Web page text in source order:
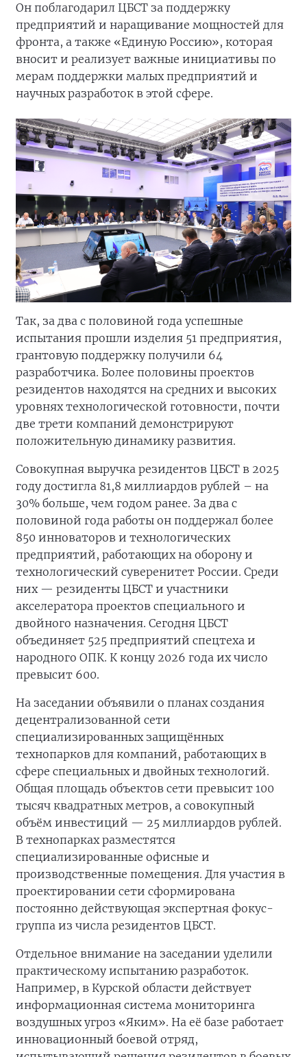
Он поблагодарил ЦБСТ за поддержку
предприятий и наращивание мощностей для
фронта, а также «Единую Россию», которая
вносит и реализует важные инициативы по
мерам поддержки малых предприятий и
научных разработок в этой сфере.
Так, за два с половиной года успешные
испытания прошли изделия 51 предприятия,
грантовую поддержку получили 64
разработчика. Более половины проектов
резидентов находятся на средних и высоких
уровнях технологической готовности, почти
две трети компаний демонстрируют
положительную динамику развития.
Совокупная выручка резидентов ЦБСТ в 2025
году достигла 81,8 миллиардов рублей – на
30% больше, чем годом ранее. За два с
половиной года работы он поддержал более
850 инноваторов и технологических
предприятий, работающих на оборону и
технологический суверенитет России. Среди
них — резиденты ЦБСТ и участники
акселератора проектов специального и
двойного назначения. Сегодня ЦБСТ
объединяет 525 предприятий спецтеха и
народного ОПК. К концу 2026 года их число
превысит 600.
На заседании объявили о планах создания
децентрализованной сети
специализированных защищённых
технопарков для компаний, работающих в
сфере специальных и двойных технологий.
Общая площадь объектов сети превысит 100
тысяч квадратных метров, а совокупный
объём инвестиций — 25 миллиардов рублей.
В технопарках разместятся
специализированные офисные и
производственные помещения. Для участия в
проектировании сети сформирована
постоянно действующая экспертная фокус-
группа из числа резидентов ЦБСТ.
Отдельное внимание на заседании уделили
практическому испытанию разработок.
Например, в Курской области действует
информационная система мониторинга
воздушных угроз «Яким». На её базе работает
инновационный боевой отряд,